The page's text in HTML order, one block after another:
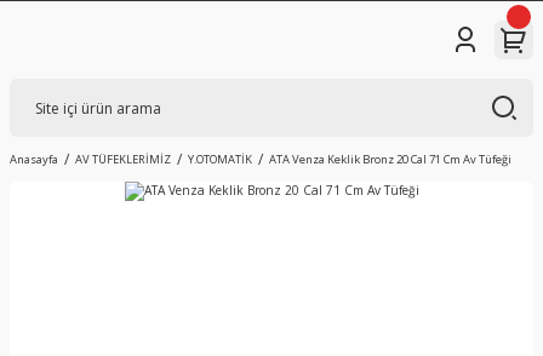
Anasayfa AV TÜFEKLERİMİZ Y.OTOMATİK ATA Venza Keklik Bronz 20 Cal 71 Cm Av Tüfeği